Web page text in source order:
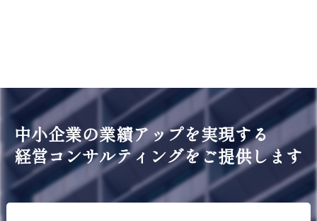
中小企業の業績アップを実現する
経営コンサルティングをご提供します